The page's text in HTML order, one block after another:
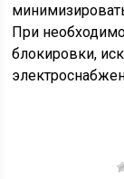
При
блокировки,